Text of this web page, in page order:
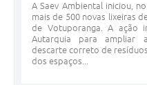
A Saev Ambiental iniciou,
mais de 500 novas lixeiras
de Votuporanga. A ação
Autarquia para ampliar
descarte correto de
dos espaços...